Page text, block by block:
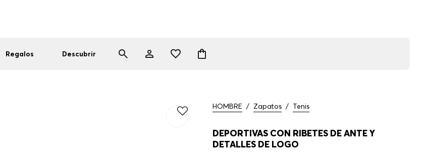
Regalos Descubrir
HOMBRE / Zapatos / Tenis
DEPORTIVAS CON RIBETES DE ANTE Y
DETALLES DE LOGO